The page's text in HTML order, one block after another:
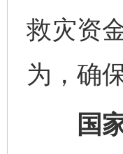
救灾资
为，确
国家